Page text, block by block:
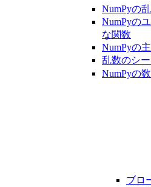
NumPyの
NumPyの
な関数
NumPyの
乱数のシ
NumPyの
ブロ